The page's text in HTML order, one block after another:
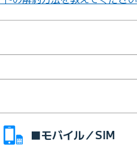
■モバイル／SIM